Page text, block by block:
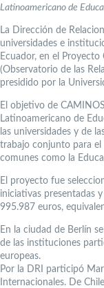
Latinoamericano de
La Dirección de
universidades e
Ecuador, en el
(Observatorio de las
presidido por la
El objetivo de
Latinoamericano de
las universidades y de
trabajo conjunto para el
comunes como la
El proyecto fue
iniciativas presentadas
995.987 euros,
En la ciudad de Berlín
de las instituciones
europeas.
Por la DRI participó
Internacionales. De